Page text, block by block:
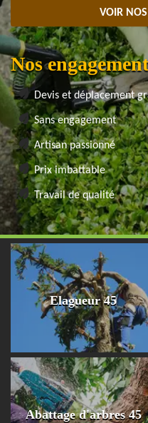
VOIR
Nos
Devis et déplacement
Sans engagement
Artisan passionné
Prix imbattable
Travail de qualité
Elagueur 45
Abattage d'arbres 45